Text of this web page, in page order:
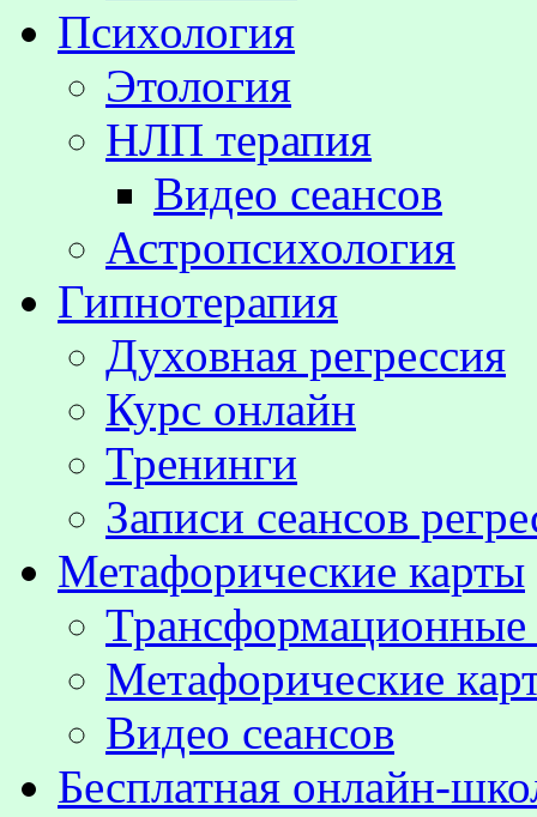
Психология
Этология
НЛП терапия
Видео сеансов
Астропсихология
Гипнотерапия
Духовная регрессия
Курс онлайн
Тренинги
Записи сеансов
Метафорические карты
Метафорические
Видео сеансов
Бесплатная онлайн-